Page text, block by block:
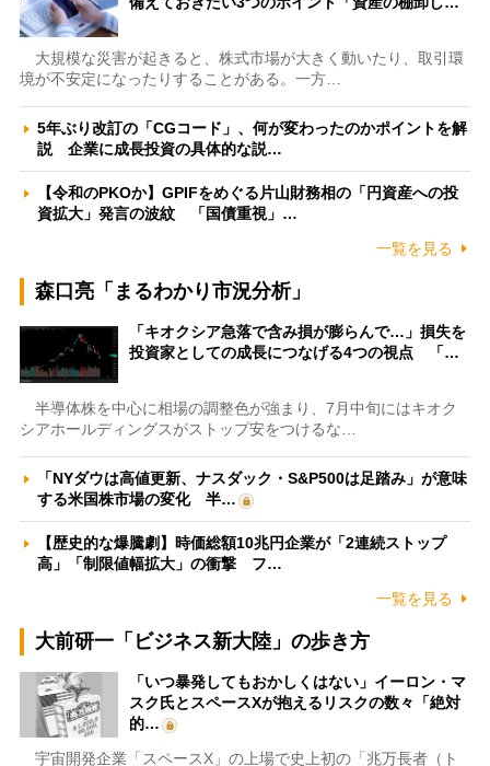
大規模な災害が起きると、株式市場が大きく動いたり、取引環
境が不安定になったりすることがある。一方…
5年ぶり改訂の「CGコード」、何が変わったのかポイントを解
説 企業に成長投資の具体的な説…
【令和のPKOか】GPIFをめぐる片山財務相の「円資産への投
資拡大」発言の波紋 「国債重視」…
一覧を見る
森口亮「まるわかり市況分析」
「キオクシア急落で含み損が膨らんで…」損失を
投資家としての成長につなげる4つの視点 「…
半導体株を中心に相場の調整色が強まり、7月中旬にはキオク
シアホールディングスがストップ安をつけるな…
「NYダウは高値更新、ナスダック・S&P500は足踏み」が意味
する米国株市場の変化 半…
【歴史的な爆騰劇】時価総額10兆円企業が「2連続ストップ
高」「制限値幅拡大」の衝撃 フ…
一覧を見る
大前研一「ビジネス新大陸」の歩き方
「いつ暴発してもおかしくはない」イーロン・マ
スク氏とスペースXが抱えるリスクの数々「絶対
的…
宇宙開発企業「スペースX」の上場で史上初の「兆万長者（ト